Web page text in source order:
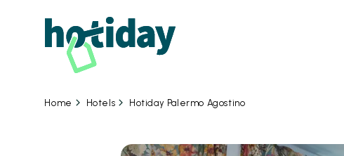
Home Hotels Hotiday Palermo Agostino